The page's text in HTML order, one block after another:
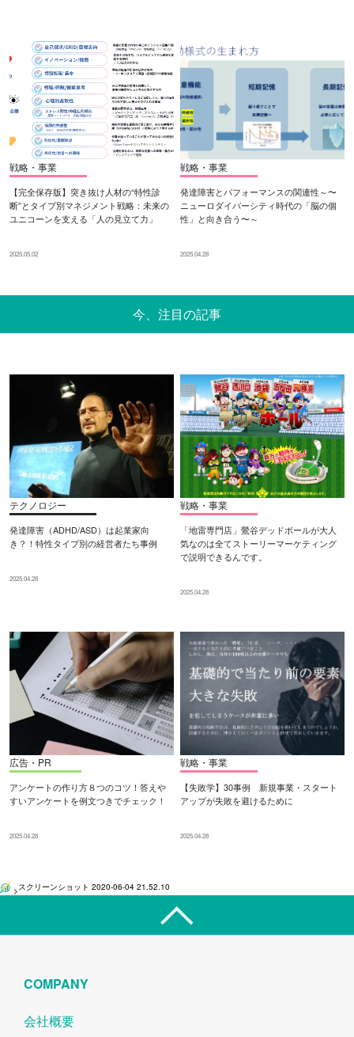
戦略・事業
【完全保存版】突き抜け人材の“特性診
断”とタイプ別マネジメント戦略：未来の
ユニコーンを支える「人の見立て力」
2025.05.02
戦略・事業
発達障害とパフォーマンスの関連性～〜
ニューロダイバーシティ時代の「脳の個
性」と向き合う〜～
2025.04.28
今、注目の記事
テクノロジー
発達障害（ADHD/ASD）は起業家向
き？！特性タイプ別の経営者たち事例
2025.04.28
戦略・事業
「地雷専門店」鶯谷デッドボールが大人
気なのは全てストーリーマーケティング
で説明できるんです。
2025.04.28
広告・PR
アンケートの作り方８つのコツ！答えや
すいアンケートを例文つきでチェック！
2025.04.28
戦略・事業
【失敗学】30事例 新規事業・スタート
アップが失敗を避けるために
2025.04.28
>スクリーンショット 2020-06-04 21.52.10
COMPANY
会社概要